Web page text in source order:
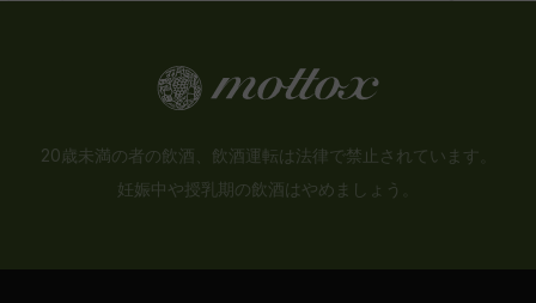
20歳未満の者の飲酒、飲酒運転は法律で禁止されています。
妊娠中や授乳期の飲酒はやめましょう。